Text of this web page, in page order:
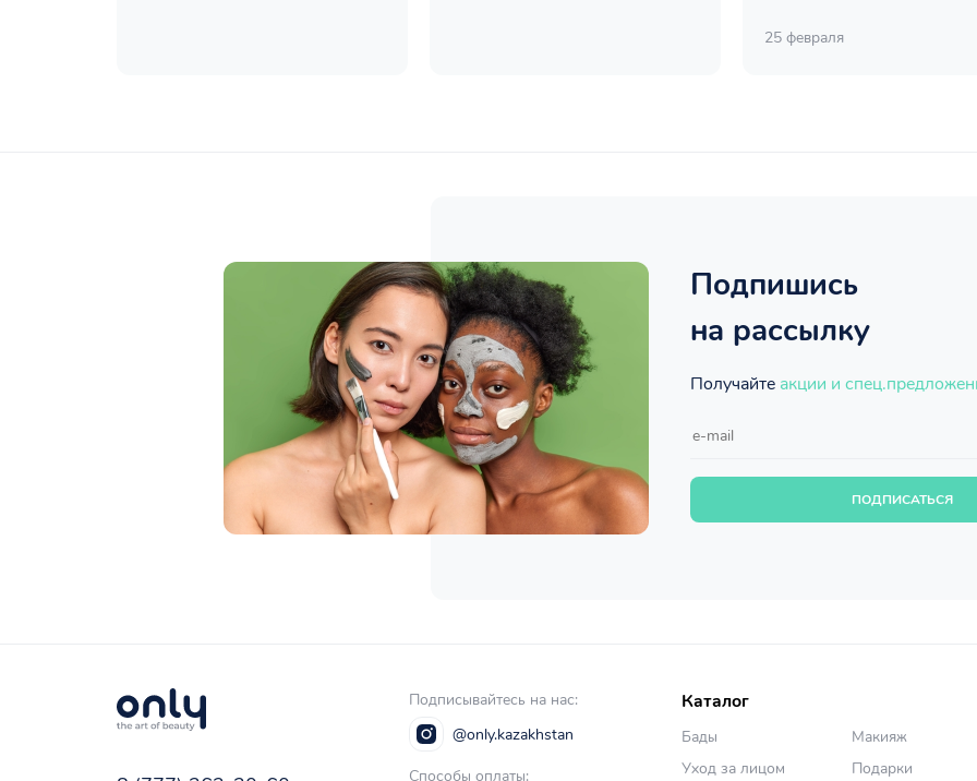
25 февраля
Подпишись
на рассылку
Получайте акции и
ПОДПИСАТЬСЯ
Подписывайтесь на нас:
@only.kazakhstan
Способы оплаты:
Каталог
Бады
Уход за лицом
Макияж
Подарки